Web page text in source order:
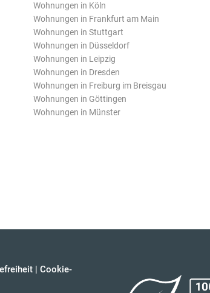
Wohnungen in Köln
Wohnungen in Frankfurt am Main
Wohnungen in Stuttgart
Wohnungen in Düsseldorf
Wohnungen in Leipzig
Wohnungen in Dresden
Wohnungen in Freiburg im Breisgau
Wohnungen in Göttingen
Wohnungen in Münster
| Cookie-